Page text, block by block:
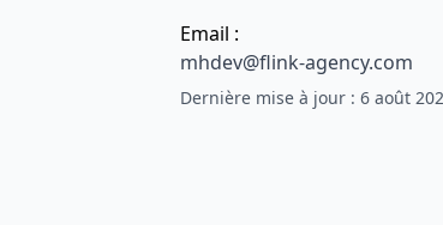
Email :
mhdev@flink-agency.com
Dernière mise à jour : 6 août